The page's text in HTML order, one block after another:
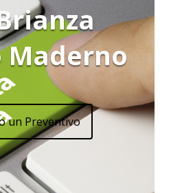
Maderno
un Preventivo